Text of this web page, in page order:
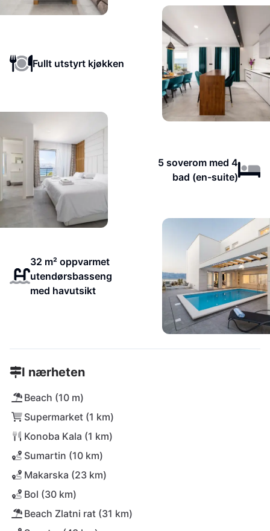
Fullt utstyrt kjøkken
5 soverom med 4
bad (en-suite)
32 m² oppvarmet
utendørsbasseng
med havutsikt
I nærheten
Beach (10 m)
Supermarket (1 km)
Konoba Kala (1 km)
Sumartin (10 km)
Makarska (23 km)
Bol (30 km)
Beach Zlatni rat (31 km)